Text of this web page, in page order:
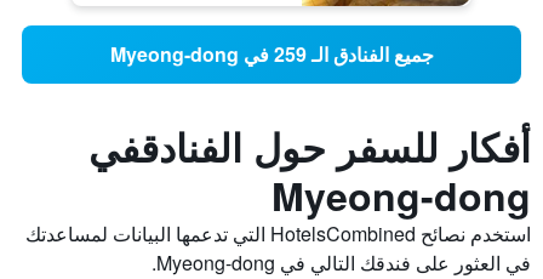
جميع الفنادق الـ 259 في Myeong-dong
أفكار للسفر حول الفنادقفي
Myeong-dong
استخدم نصائح HotelsCombined التي تدعمها البيانات لمساعدتك
في العثور على فندقك التالي في Myeong-dong.